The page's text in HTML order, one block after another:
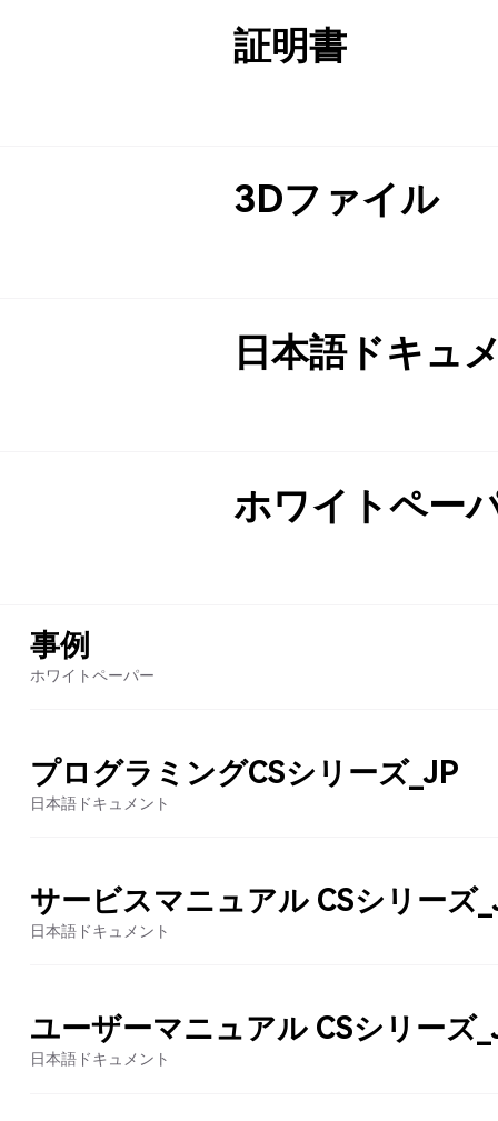
証明書
3Dファイル
日本語ドキュ
ホワイトペー
事例
ホワイトペーパー
プログラミングCSシリーズ_JP
日本語ドキュメント
サービスマニュアル CSシリーズ
日本語ドキュメント
ユーザーマニュアル CSシリーズ
日本語ドキュメント